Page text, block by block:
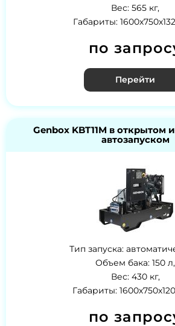
Вес: 565 кг,
Габариты:
по
Перейти
Genbox KBT11M в открытом
автозапуском
Тип запуска:
Объем бака: 150 л,
Вес: 430 кг,
Габариты:
по